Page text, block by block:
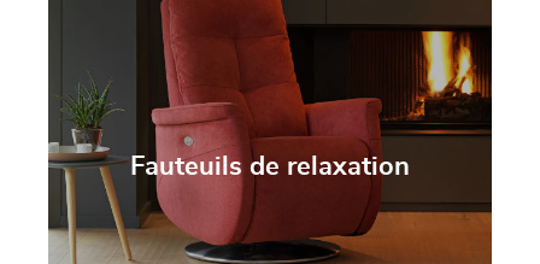
Fauteuils de relaxation